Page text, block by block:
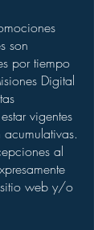
son
por tiempo
Digital
vigentes
al
web y/o